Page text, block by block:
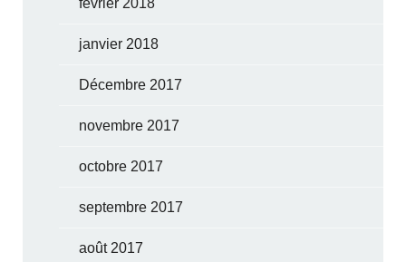
janvier 2018
Décembre 2017
novembre 2017
octobre 2017
septembre 2017
août 2017